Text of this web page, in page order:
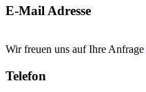
E-Mail Adresse
Wir freuen uns auf Ihre Anfrage
Telefon